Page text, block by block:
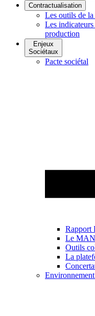
Contractualisation
Les outils de
Les
production
Enjeux
Sociétaux
Pacte sociétal
Rapport
Le
Outils
La